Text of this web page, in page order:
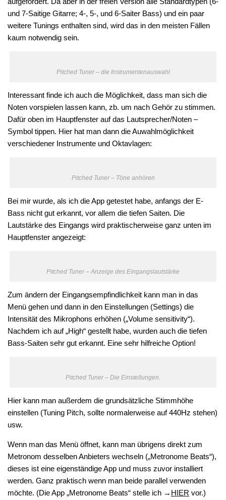
und 7-Saitige Gitarre; 4-, 5-, und 6-Saiter Bass) und ein paar
weitere Tunings enthalten sind, wird das in den meisten Fällen
kaum notwendig sein.
Pitched Tuner – die Instrumentenauswahl
Interessant finde ich auch die Möglichkeit, dass man sich die
Noten vorspielen lassen kann, zb. um nach Gehör zu stimmen.
Dafür oben im Hauptfenster auf das Lautsprecher/Noten –
Symbol tippen. Hier hat man dann die Auwahlmöglichkeit
verschiedener Instrumente und Oktavlagen:
Pitched Tuner – Töne anhören
Bei mir wurde, als ich die App getestet habe, anfangs der E-
Bass nicht gut erkannt, vor allem die tiefen Saiten. Die
Lautstärke des Eingangs wird praktischerweise ganz unten im
Hauptfenster angezeigt:
Pitched Tuner – Anzeige des Eingangslautstärke
Zum ändern der Eingangsempfindlichkeit kann man in das
Menü gehen und dann in den Einstellungen (Settings) die
Intensität des Mikrophons erhöhen („Volume sensitivity“).
Nachdem ich auf „High“ gestellt habe, wurden auch die tiefen
Bass-Saiten sehr gut erkannt. Eine sehr hilfreiche Option!
Pitched Tuner – Die Einstellungen.
Hier kann man außerdem die grundsätzliche Stimmhöhe
einstellen (Tuning Pitch, sollte normalerweise auf 440Hz stehen)
usw.
Wenn man das Menü öffnet, kann man übrigens direkt zum
Metronom desselben Anbieters wechseln („Metronome Beats“),
dieses ist eine eigenständige App und muss zuvor installiert
werden. Ganz praktisch wenn man beide parallel verwenden
möchte. (Die App „Metronome Beats“ stelle ich → HIER vor.)